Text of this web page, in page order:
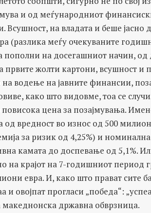
и од меѓународниот
на владата и беше јасно
(разлика меѓу очекуваните
пополни на досегашниот начин, од
првите жолти картони, всушност и
водење на јавните финансии,
како што видовме, тоа се
цена за позајмувања.
вредност во износ од 500
за ризик од 4,25%) и
камата до доспевање од 5,1%.
на крајот на 7-годишниот период
евра. И, како што прават сите
и овојпат прогласи „победа“:
македнонска државна обврзница.